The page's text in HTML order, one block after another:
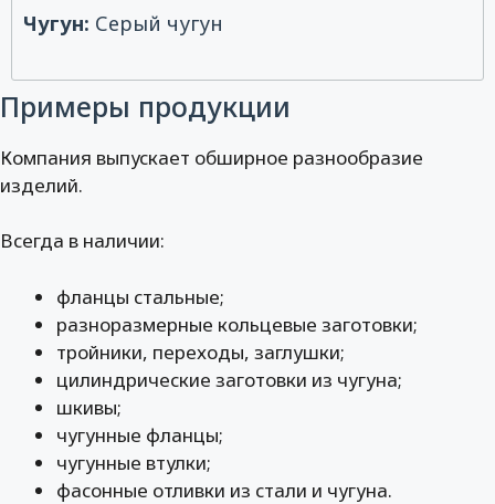
Чугун: Серый чугун
Примеры продукции
Компания выпускает обширное разнообразие
изделий.
Всегда в наличии:
фланцы стальные;
разноразмерные кольцевые заготовки;
тройники, переходы, заглушки;
цилиндрические заготовки из чугуна;
шкивы;
чугунные фланцы;
чугунные втулки;
фасонные отливки из стали и чугуна.